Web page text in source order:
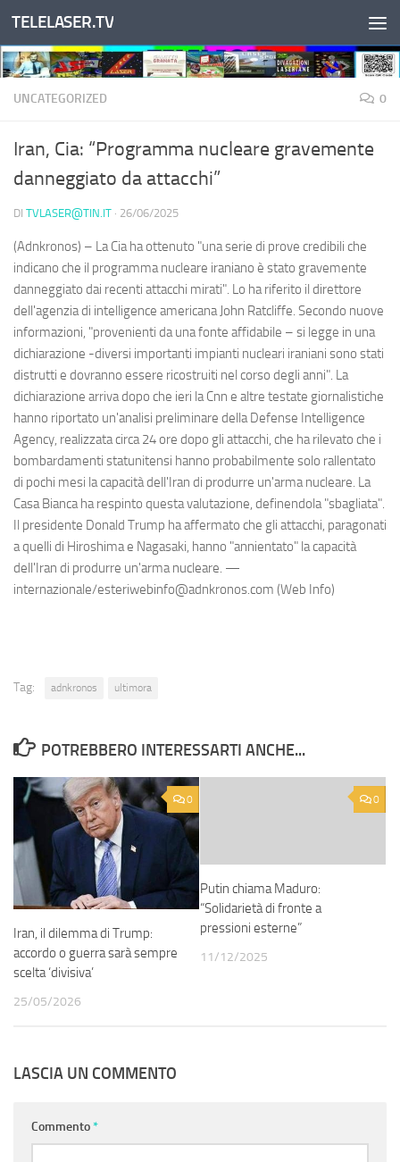
Salta al contenuto
TELELASER.TV
UNCATEGORIZED 0
Iran, Cia: “Programma nucleare gravemente
danneggiato da attacchi”
DI TVLASER@TIN.IT · 26/06/2025
(Adnkronos) – La Cia ha ottenuto "una serie di prove credibili che
indicano che il programma nucleare iraniano è stato gravemente
danneggiato dai recenti attacchi mirati". Lo ha riferito il direttore
dell'agenzia di intelligence americana John Ratcliffe. Secondo nuove
informazioni, "provenienti da una fonte affidabile – si legge in una
dichiarazione -diversi importanti impianti nucleari iraniani sono stati
distrutti e dovranno essere ricostruiti nel corso degli anni". La
dichiarazione arriva dopo che ieri la Cnn e altre testate giornalistiche
hanno riportato un'analisi preliminare della Defense Intelligence
Agency, realizzata circa 24 ore dopo gli attacchi, che ha rilevato che i
bombardamenti statunitensi hanno probabilmente solo rallentato
di pochi mesi la capacità dell'Iran di produrre un'arma nucleare. La
Casa Bianca ha respinto questa valutazione, definendola "sbagliata".
Il presidente Donald Trump ha affermato che gli attacchi, paragonati
a quelli di Hiroshima e Nagasaki, hanno "annientato" la capacità
dell'Iran di produrre un'arma nucleare. —
internazionale/esteriwebinfo@adnkronos.com (Web Info)
Tag: adnkronos ultimora
POTREBBERO INTERESSARTI ANCHE...
0
Iran, il dilemma di Trump:
accordo o guerra sarà sempre
scelta ‘divisiva’
25/05/2026
0
Putin chiama Maduro:
“Solidarietà di fronte a
pressioni esterne”
11/12/2025
LASCIA UN COMMENTO
Commento*